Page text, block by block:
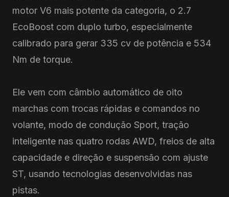
motor V6 mais potente da categoria, o 2.7
EcoBoost com duplo turbo, especialmente
calibrado para gerar 335 cv de potência e 534
Nm de torque.
Ele vem com câmbio automático de oito
marchas com trocas rápidas e comandos no
volante, modo de condução Sport, tração
inteligente nas quatro rodas AWD, freios de alta
capacidade e direção e suspensão com ajuste
ST, usando tecnologias desenvolvidas nas
pistas.